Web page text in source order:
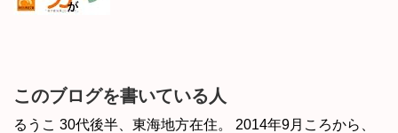
このブログを書いている人
るうこ 30代後半、東海地方在住。 2014年9月ころから、